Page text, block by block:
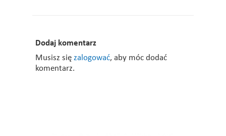
Dodaj komentarz
Musisz się zalogować, aby móc dodać
komentarz.